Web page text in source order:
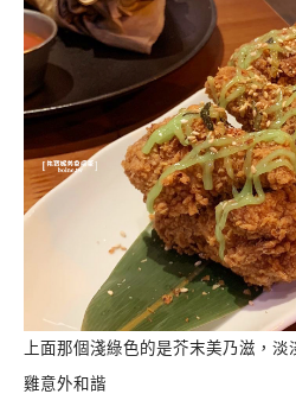
上面那個淺綠色的是芥末美乃滋，
雞意外和諧